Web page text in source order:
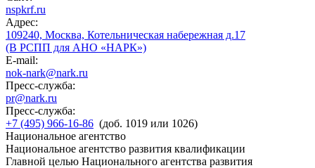
nspkrf.ru
Адрес:
109240, Москва, Котельническая набережная д.17
(В РСПП для АНО «НАРК»)
E-mail:
nok-nark@nark.ru
Пресс-служба:
pr@nark.ru
Пресс-служба:
+7 (495) 966-16-86 (доб. 1019 или 1026)
Национальное агентство
Национальное агентство развития квалификации
Главной целью Национального агентства развития